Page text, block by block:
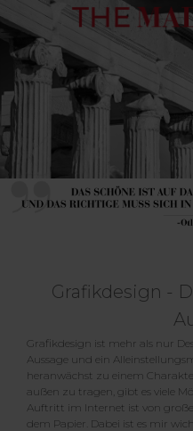
Grafikdesign -
Grafikdesign ist mehr als nur
Aussage und ein
heranwächst zu einem
außen zu tragen, gibt es viele
Auftritt im Internet ist von
dem Papier. Dabei ist es mir